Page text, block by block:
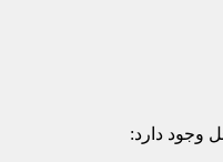
وجود دارد: